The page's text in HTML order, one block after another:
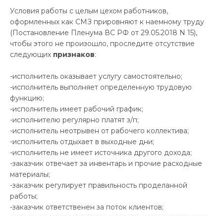
Условия работы с целым цехом работников,
оформленных как СМЗ прировняют к наемному труду
(Постановление Пленума ВС РФ от 29.05.2018 N 15),
чтобы этого не произошло, проследите отсутствие
следующих признаков:
-исполнитель оказывает услугу самостоятельно;
-исполнитель выполняет определенную трудовую
функцию;
-исполнитель имеет рабочий график;
-исполнителю регулярно платят з/п;
-исполнитель неотрывен от рабочего коллектива;
-исполнитель отдыхает в выходные дни;
-исполнитель не имеет источника другого дохода;
-заказчик отвечает за инвентарь и прочие расходные
материалы;
-заказчик регулирует правильность проделанной
работы;
-заказчик ответственен за поток клиентов;